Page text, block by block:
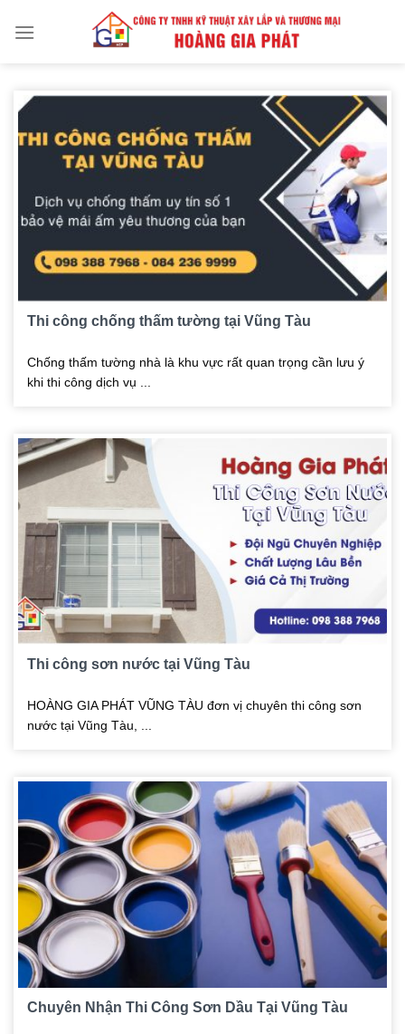
Thi công chống thấm tường tại Vũng Tàu
Chống thấm tường nhà là khu vực rất quan trọng cần lưu ý
khi thi công dịch vụ ...
Thi công sơn nước tại Vũng Tàu
HOÀNG GIA PHÁT VŨNG TÀU đơn vị chuyên thi công sơn
nước tại Vũng Tàu, ...
Chuyên Nhận Thi Công Sơn Dầu Tại Vũng Tàu